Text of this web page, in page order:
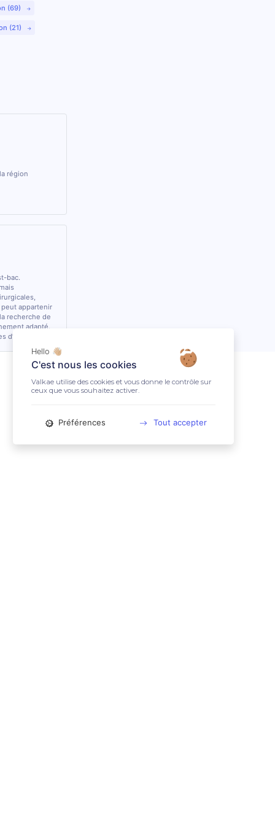
(69)
(21)
région
bac.
appartenir
recherche de
adapté.
Hello 👋🏼
C'est nous les cookies
Valkae utilise des cookies et vous donne le contrôle sur
ceux que vous souhaitez activer.
Préférences Tout accepter